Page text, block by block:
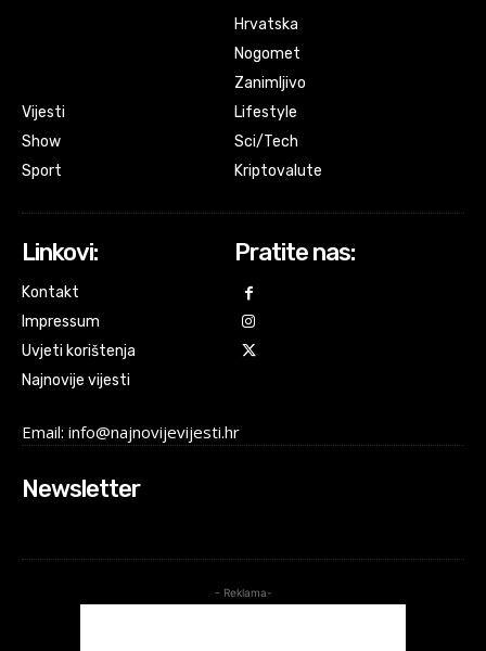
Vijesti
Show
Sport
Hrvatska
Nogomet
Zanimljivo
Lifestyle
Sci/Tech
Kriptovalute
Linkovi:
Kontakt
Impressum
Uvjeti korištenja
Najnovije vijesti
Pratite nas:
Email: info@najnovijevijesti.hr
Newsletter
- Reklama-